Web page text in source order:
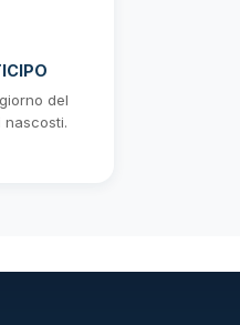
del